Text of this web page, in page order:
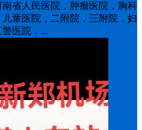
省人民医院，肿瘤医院，胸科
童医院，二附院，三附院，妇
医院，...